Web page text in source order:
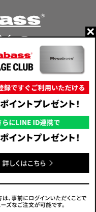
商取引法に基づく表示
文等への対応
rights reserved.